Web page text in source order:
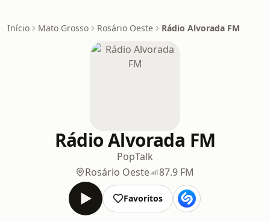
Início Mato Grosso Rosário Oeste Rádio Alvorada FM
Rádio Alvorada FM
PopTalk
Rosário Oeste
87.9 FM
Favoritos